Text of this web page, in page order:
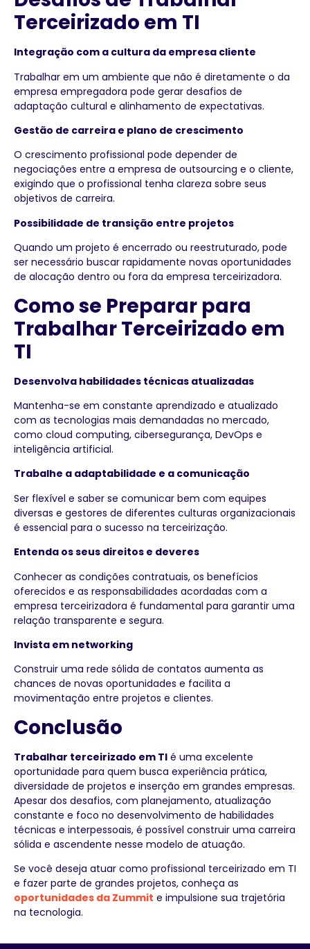
Terceirizado em TI
Integração com a cultura da empresa cliente
Trabalhar em um ambiente que não é diretamente o da
empresa empregadora pode gerar desafios de
adaptação cultural e alinhamento de expectativas.
Gestão de carreira e plano de crescimento
O crescimento profissional pode depender de
negociações entre a empresa de outsourcing e o cliente,
exigindo que o profissional tenha clareza sobre seus
objetivos de carreira.
Possibilidade de transição entre projetos
Quando um projeto é encerrado ou reestruturado, pode
ser necessário buscar rapidamente novas oportunidades
de alocação dentro ou fora da empresa terceirizadora.
Como se Preparar para
Trabalhar Terceirizado em
TI
Desenvolva habilidades técnicas atualizadas
Mantenha-se em constante aprendizado e atualizado
com as tecnologias mais demandadas no mercado,
como cloud computing, cibersegurança, DevOps e
inteligência artificial.
Trabalhe a adaptabilidade e a comunicação
Ser flexível e saber se comunicar bem com equipes
diversas e gestores de diferentes culturas organizacionais
é essencial para o sucesso na terceirização.
Entenda os seus direitos e deveres
Conhecer as condições contratuais, os benefícios
oferecidos e as responsabilidades acordadas com a
empresa terceirizadora é fundamental para garantir uma
relação transparente e segura.
Invista em networking
Construir uma rede sólida de contatos aumenta as
chances de novas oportunidades e facilita a
movimentação entre projetos e clientes.
Conclusão
Trabalhar terceirizado em TI é uma excelente
oportunidade para quem busca experiência prática,
diversidade de projetos e inserção em grandes empresas.
Apesar dos desafios, com planejamento, atualização
constante e foco no desenvolvimento de habilidades
técnicas e interpessoais, é possível construir uma carreira
sólida e ascendente nesse modelo de atuação.
Se você deseja atuar como profissional terceirizado em TI
e fazer parte de grandes projetos, conheça as
oportunidades da Zummit e impulsione sua trajetória
na tecnologia.